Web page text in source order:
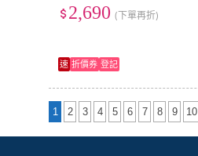
(MX2A 復古 遊戲 辦公鍵盤)
2,690 (下單再折)
速 折價券 登記
1 2 3 4 5 6 7 8 9 10